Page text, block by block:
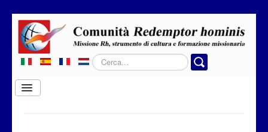
Cerca...
Cambia